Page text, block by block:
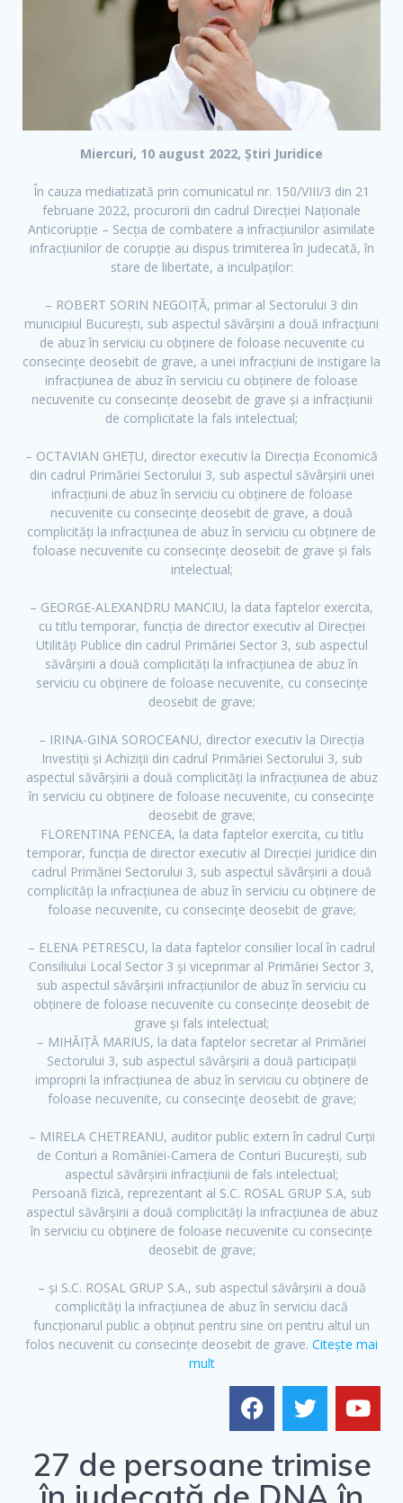
Miercuri, 10 august 2022, Știri Juridice
În cauza mediatizată prin comunicatul nr. 150/VIII/3 din 21
februarie 2022, procurorii din cadrul Direcției Naționale
Anticorupție – Secția de combatere a infracțiunilor asimilate
infracțiunilor de corupție au dispus trimiterea în judecată, în
stare de libertate, a inculpaților:
– ROBERT SORIN NEGOIȚĂ, primar al Sectorului 3 din
municipiul București, sub aspectul săvârșirii a două infracțiuni
de abuz în serviciu cu obținere de foloase necuvenite cu
consecințe deosebit de grave, a unei infracțiuni de instigare la
infracțiunea de abuz în serviciu cu obținere de foloase
necuvenite cu consecințe deosebit de grave și a infracțiunii
de complicitate la fals intelectual;
– OCTAVIAN GHEȚU, director executiv la Direcția Economică
din cadrul Primăriei Sectorului 3, sub aspectul săvârșirii unei
infracțiuni de abuz în serviciu cu obținere de foloase
necuvenite cu consecințe deosebit de grave, a două
complicități la infracțiunea de abuz în serviciu cu obținere de
foloase necuvenite cu consecințe deosebit de grave și fals
intelectual;
– GEORGE-ALEXANDRU MANCIU, la data faptelor exercita,
cu titlu temporar, funcția de director executiv al Direcției
Utilități Publice din cadrul Primăriei Sector 3, sub aspectul
săvârșirii a două complicități la infracțiunea de abuz în
serviciu cu obținere de foloase necuvenite, cu consecințe
deosebit de grave;
– IRINA-GINA SOROCEANU, director executiv la Direcția
Investiții și Achiziții din cadrul Primăriei Sectorului 3, sub
aspectul săvârșirii a două complicități la infracțiunea de abuz
în serviciu cu obținere de foloase necuvenite, cu consecințe
deosebit de grave;
FLORENTINA PENCEA, la data faptelor exercita, cu titlu
temporar, funcția de director executiv al Direcției juridice din
cadrul Primăriei Sectorului 3, sub aspectul săvârșirii a două
complicități la infracțiunea de abuz în serviciu cu obținere de
foloase necuvenite, cu consecințe deosebit de grave;
– ELENA PETRESCU, la data faptelor consilier local în cadrul
Consiliului Local Sector 3 și viceprimar al Primăriei Sector 3,
sub aspectul săvârșirii infracțiunilor de abuz în serviciu cu
obținere de foloase necuvenite cu consecințe deosebit de
grave și fals intelectual;
– MIHĂIȚĂ MARIUS, la data faptelor secretar al Primăriei
Sectorului 3, sub aspectul săvârșirii a două participații
improprii la infracțiunea de abuz în serviciu cu obținere de
foloase necuvenite, cu consecințe deosebit de grave;
– MIRELA CHETREANU, auditor public extern în cadrul Curții
de Conturi a României-Camera de Conturi București, sub
aspectul săvârșirii infracțiunii de fals intelectual;
Persoană fizică, reprezentant al S.C. ROSAL GRUP S.A, sub
aspectul săvârșirii a două complicități la infracțiunea de abuz
în serviciu cu obținere de foloase necuvenite cu consecințe
deosebit de grave;
– și S.C. ROSAL GRUP S.A., sub aspectul săvârșirii a două
complicități la infracțiunea de abuz în serviciu dacă
funcționarul public a obținut pentru sine ori pentru altul un
folos necuvenit cu consecințe deosebit de grave. Citește mai
mult
27 de persoane trimise
F
a
c
e
b
o
k
T
w
i
t
t
r
Y
o
u
t
e